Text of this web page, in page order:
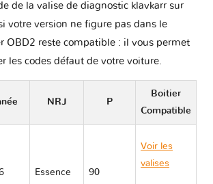
de la valise de diagnostic klavkarr sur
votre version ne figure pas dans le
OBD2 reste compatible : il vous permet
les codes défaut de votre voiture.
NRJ P
Boitier
Compatible
Essence 90
Voir les
valises